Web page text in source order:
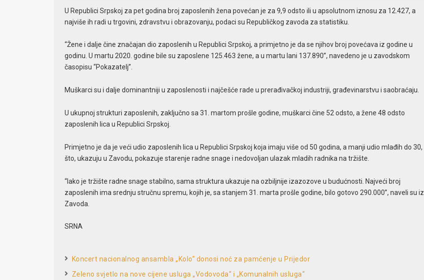
U Republici Srpskoj za pet godina broj zaposlenih žena povećan je za 9,9 odsto ili u apsolutnom iznosu za 12.427, a
najviše ih radi u trgovini, zdravstvu i obrazovanju, podaci su Republičkog zavoda za statistiku.
“Žene i dalje čine značajan dio zaposlenih u Republici Srpskoj, a primjetno je da se njihov broj povećava iz godine u
godinu. U martu 2020. godine bile su zaposlene 125.463 žene, a u martu lani 137.890”, navedeno je u zavodskom
časopisu “Pokazatelj”.
Muškarci su i dalje dominantniji u zaposlenosti i najčešće rade u prerađivačkoj industriji, građevinarstvu i saobraćaju.
U ukupnoj strukturi zaposlenih, zaključno sa 31. martom prošle godine, muškarci čine 52 odsto, a žene 48 odsto
zaposlenih lica u Republici Srpskoj.
Primjetno je da je veći udio zaposlenih lica u Republici Srpskoj koja imaju više od 50 godina, a manji udio mlađih do 30,
što, ukazuju u Zavodu, pokazuje starenje radne snage i nedovoljan ulazak mladih radnika na tržište.
“Iako je tržište radne snage stabilno, sama struktura ukazuje na ozbiljnije izazozove u budućnosti. Najveći broj
zaposlenih ima srednju stručnu spremu, kojih je, sa stanjem 31. marta prošle godine, bilo gotovo 290.000”, naveli su iz
Zavoda.
SRNA
Koncert nacionalnog ansambla „Kolo“ donosi noć za pamćenje u Prijedor
Zeleno svjetlo na nove cijene usluga „Vodovoda“ i „Komunalnih usluga“